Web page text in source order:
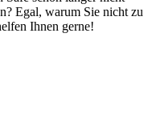
Egal, warum Sie nicht zu
Ihnen gerne!